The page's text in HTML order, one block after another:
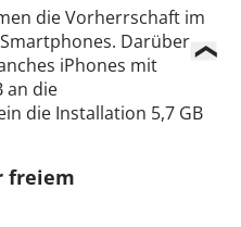
die Vorherrschaft im
Darüber
iPhones mit
an die
die Installation 5,7 GB
freiem